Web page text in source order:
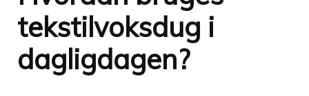
tekstilvoksdug i
dagligdagen?